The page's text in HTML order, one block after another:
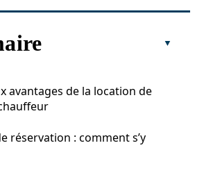
avantages de la location de
réservation : comment s’y